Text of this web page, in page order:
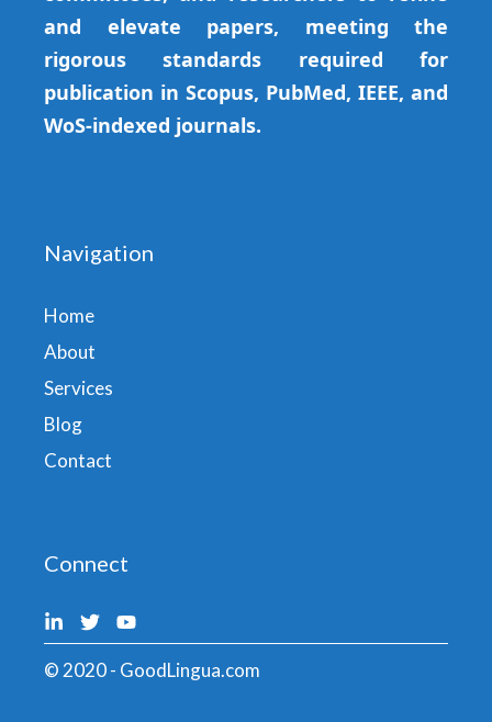
and elevate papers, meeting the
rigorous standards required for
publication in Scopus, PubMed, IEEE, and
WoS-indexed journals.
Navigation
Home
About
Services
Blog
Contact
Connect
© 2020 - GoodLingua.com